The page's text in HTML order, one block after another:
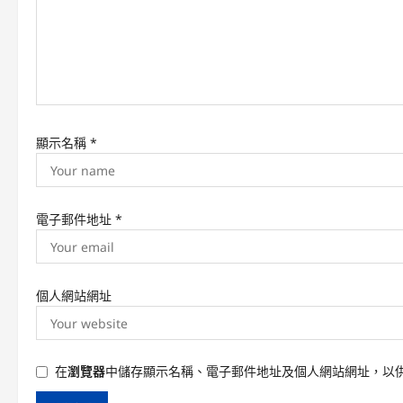
顯示名稱 *
電子郵件地址 *
個人網站網址
在瀏覽器中儲存顯示名稱、電子郵件地址及個人網站網址，以